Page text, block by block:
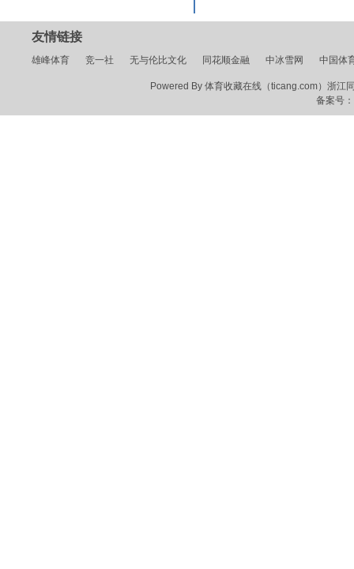
友情链接
雄峰体育 竞一社 无与伦比文化 同花顺金融 中冰雪网 中国体
Powered By 体育收藏在线（ticang.com）浙江
备案号：